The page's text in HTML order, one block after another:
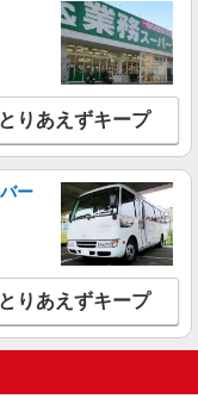
とりあえずキープ
ー
とりあえずキープ